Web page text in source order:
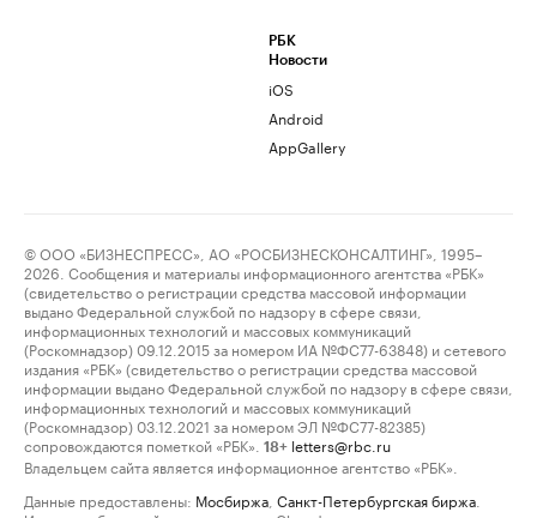
РБК
Новости
iOS
Android
AppGallery
© ООО «БИЗНЕСПРЕСС», АО «РОСБИЗНЕСКОНСАЛТИНГ», 1995–
2026. Сообщения и материалы информационного агентства «РБК»
(свидетельство о регистрации средства массовой информации
выдано Федеральной службой по надзору в сфере связи,
информационных технологий и массовых коммуникаций
(Роскомнадзор) 09.12.2015 за номером ИА №ФС77-63848) и сетевого
издания «РБК» (свидетельство о регистрации средства массовой
информации выдано Федеральной службой по надзору в сфере связи,
информационных технологий и массовых коммуникаций
(Роскомнадзор) 03.12.2021 за номером ЭЛ №ФС77-82385)
сопровождаются пометкой «РБК».
18+ letters@rbc.ru
Владельцем сайта является информационное агентство «РБК».
Данные предоставлены: Мосбиржа Санкт-Петербургская биржа